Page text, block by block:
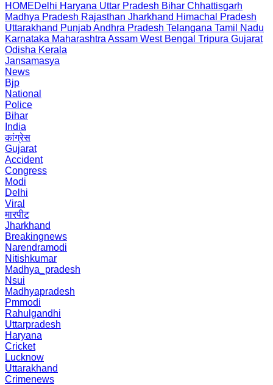
HOMEDelhi Haryana Uttar Pradesh Bihar Chhattisgarh
Madhya Pradesh Rajasthan Jharkhand Himachal Pradesh
Uttarakhand PunjabAndhra Pradesh Telangana Tamil Nadu
Karnataka Maharashtra Assam West Bengal Tripura Gujarat
Odisha Kerala
Jansamasya
News
Bjp
National
Police
Bihar
India
कांग्रेस
Gujarat
Accident
Congress
Modi
Delhi
Viral
मारपीट
Jharkhand
Breakingnews
Narendramodi
Nitishkumar
Madhya_pradesh
Nsui
Madhyapradesh
Pmmodi
Rahulgandhi
Uttarpradesh
Haryana
Cricket
Lucknow
Uttarakhand
Crimenews